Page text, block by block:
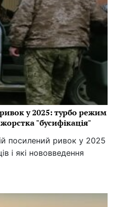
у 2025: турбо режим
"бусифікація"
посилений ривок у 2025
і які нововведення